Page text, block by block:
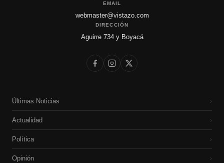
EMAIL
webmaster@vistazo.com
DIRECCIÓN
Aguirre 734 y Boyacá
Últimas Noticias ›
Actualidad ›
Política ›
Opinión ›